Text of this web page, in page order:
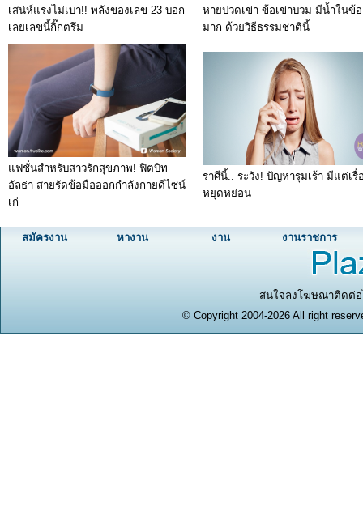
เสน่ห์แรงไม่เบา!! พลังของเลข 23 บอก
เลยเลขนี้กิ๊กตรึม
หายปวดเข่า ข้อเข่าบวม มีน้ำในข้อ
มาก ด้วยวิธีธรรมชาตินี้
แฟชั่นสำหรับสาวรักสุขภาพ! ฟิตบิท
อัลธ่า สายรัดข้อมือออกกำลังกายดีไซน์
เก๋
ราศีนี้.. ระวัง! ปัญหารุมเร้า มีแต่เรื่
หยุดหย่อน
สมัครงาน หางาน งาน งานราชการ
สนใจลงโฆษณาติดต่อ
© Copyright 2004-2026 All right